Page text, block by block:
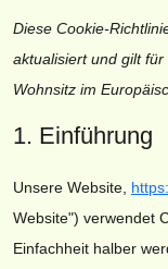
Diese Cookie-
aktualisiert und gilt
Wohnsitz im
1. Einführung
Unsere Website,
Website") verwendet
Einfachheit halber